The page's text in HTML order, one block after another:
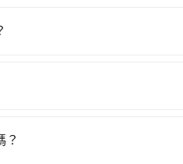
應該是你最便宜選擇。註
付。再者，和運的iRent只
的專車服務可再更便宜。
？